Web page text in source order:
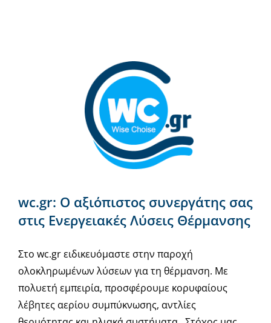
wc.gr: Ο αξιόπιστος συνεργάτης σας
στις Ενεργειακές Λύσεις Θέρμανσης
Στο wc.gr ειδικευόμαστε στην παροχή
ολοκληρωμένων λύσεων για τη θέρμανση. Με
πολυετή εμπειρία, προσφέρουμε κορυφαίους
λέβητες αερίου συμπύκνωσης, αντλίες